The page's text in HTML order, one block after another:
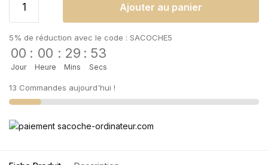
Ajouter au panier
5% de réduction avec le code : SACOCHE5
00
Jour
: 00
Heure
: 29
Mins
: 53
Secs
13 Commandes aujourd'hui !